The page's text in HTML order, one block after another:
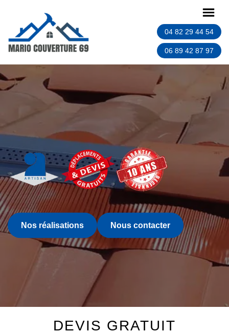
04 82 29 44 54
06 89 42 87 97
Nos réalisations Nous contacter
DEVIS GRATUIT